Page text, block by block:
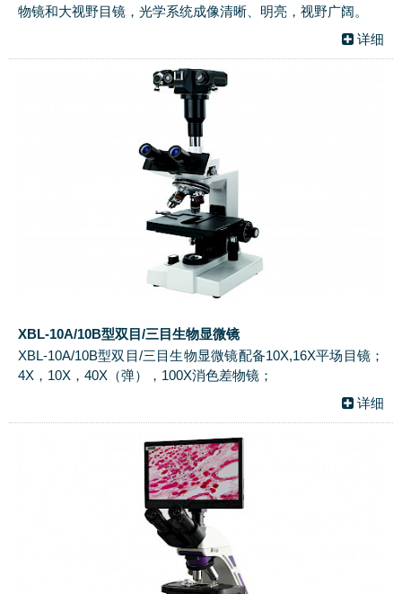
物镜和大视野目镜，光学系统成像清晰、明亮，视野广阔。
详细
XBL-10A/10B型双目/三目生物显微镜
XBL-10A/10B型双目/三目生物显微镜配备10X,16X平场目镜；
4X，10X，40X（弹），100X消色差物镜；
详细